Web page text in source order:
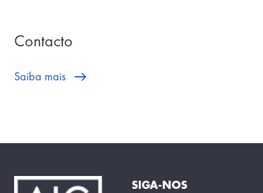
Contacto
Saiba mais
SIGA-NOS